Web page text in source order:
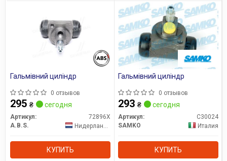
Гальмівний циліндр
0 отзывов
295 ₴ сегодня
Артикул:
72896X
A.B.S.
Нидерланды
КУПИТЬ
Гальмівний циліндр
0 отзывов
293 ₴ сегодня
Артикул:
C30024
SAMKO
Италия
КУПИТЬ